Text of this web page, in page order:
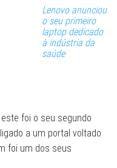
Lenovo anunciou
o seu primeiro
laptop dedicado
à indústria da
saúde
foi o seu segundo
a um portal voltado
foi um dos seus